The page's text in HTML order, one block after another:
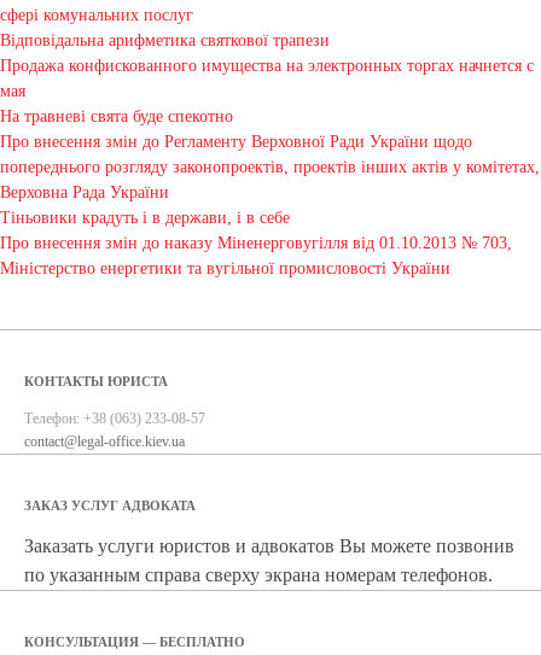
сфері комунальних послуг
Відповідальна арифметика святкової трапези
Продажа конфискованного имущества на электронных торгах начнется с
мая
На травневі свята буде спекотно
Про внесення змін до Регламенту Верховної Ради України щодо
попереднього розгляду законопроектів, проектів інших актів у комітетах,
Верховна Рада України
Тіньовики крадуть і в держави, і в себе
Про внесення змін до наказу Міненерговугілля від 01.10.2013 № 703,
Міністерство енергетики та вугільної промисловості України
КОНТАКТЫ ЮРИСТА
Телефон: +38 (063) 233-08-57
contact@legal-office.kiev.ua
ЗАКАЗ УСЛУГ АДВОКАТА
Заказать услуги юристов и адвокатов Вы можете позвонив
по указанным справа сверху экрана номерам телефонов.
КОНСУЛЬТАЦИЯ — БЕСПЛАТНО